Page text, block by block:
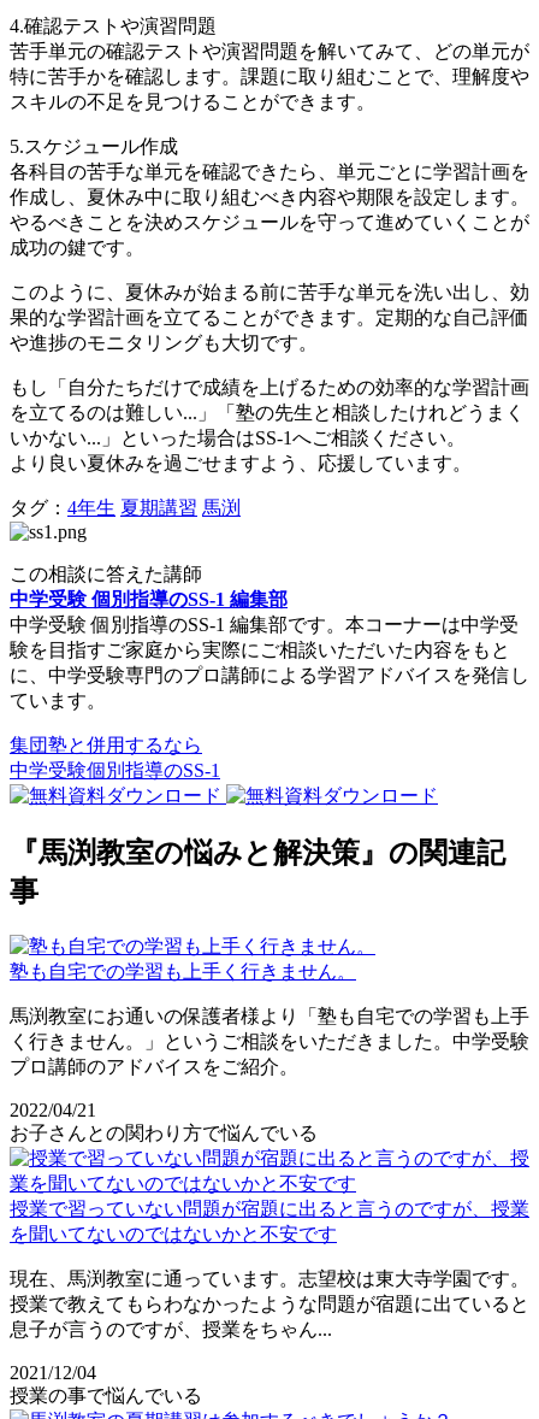
4.確認テストや演習問題
苦手単元の確認テストや演習問題を解いてみて、どの単元が
特に苦手かを確認します。課題に取り組むことで、理解度や
スキルの不足を見つけることができます。
5.スケジュール作成
各科目の苦手な単元を確認できたら、単元ごとに学習計画を
作成し、夏休み中に取り組むべき内容や期限を設定します。
やるべきことを決めスケジュールを守って進めていくことが
成功の鍵です。
このように、夏休みが始まる前に苦手な単元を洗い出し、効
果的な学習計画を立てることができます。定期的な自己評価
や進捗のモニタリングも大切です。
もし「自分たちだけで成績を上げるための効率的な学習計画
を立てるのは難しい...」「塾の先生と相談したけれどうまく
いかない...」といった場合はSS-1へご相談ください。
より良い夏休みを過ごせますよう、応援しています。
タグ： 4年生 夏期講習 馬渕
この相談に答えた講師
中学受験 個別指導のSS-1 編集部
中学受験 個別指導のSS-1 編集部です。本コーナーは中学受
験を目指すご家庭から実際にご相談いただいた内容をもと
に、中学受験専門のプロ講師による学習アドバイスを発信し
ています。
集団塾と併用するなら
中学受験個別指導のSS-1
『馬渕教室の悩みと解決策』の関連記
事
塾も自宅での学習も上手く行きません。
馬渕教室にお通いの保護者様より「塾も自宅での学習も上手
く行きません。」というご相談をいただきました。中学受験
プロ講師のアドバイスをご紹介。
2022/04/21
お子さんとの関わり方で悩んでいる
授業で習っていない問題が宿題に出ると言うのですが、授業
を聞いてないのではないかと不安です
現在、馬渕教室に通っています。志望校は東大寺学園です。
授業で教えてもらわなかったような問題が宿題に出ていると
息子が言うのですが、授業をちゃん...
2021/12/04
授業の事で悩んでいる